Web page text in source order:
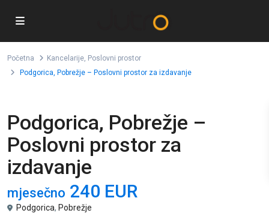
Početna Kancelarije, Poslovni prostor
Podgorica, Pobrežje – Poslovni prostor za izdavanje
Podgorica, Pobrežje –
Poslovni prostor za
izdavanje
mjesečno 240 EUR
Podgorica, Pobrežje